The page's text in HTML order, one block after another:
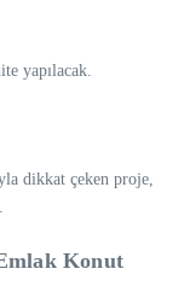
yapılacak.
dikkat çeken proje,
Konut